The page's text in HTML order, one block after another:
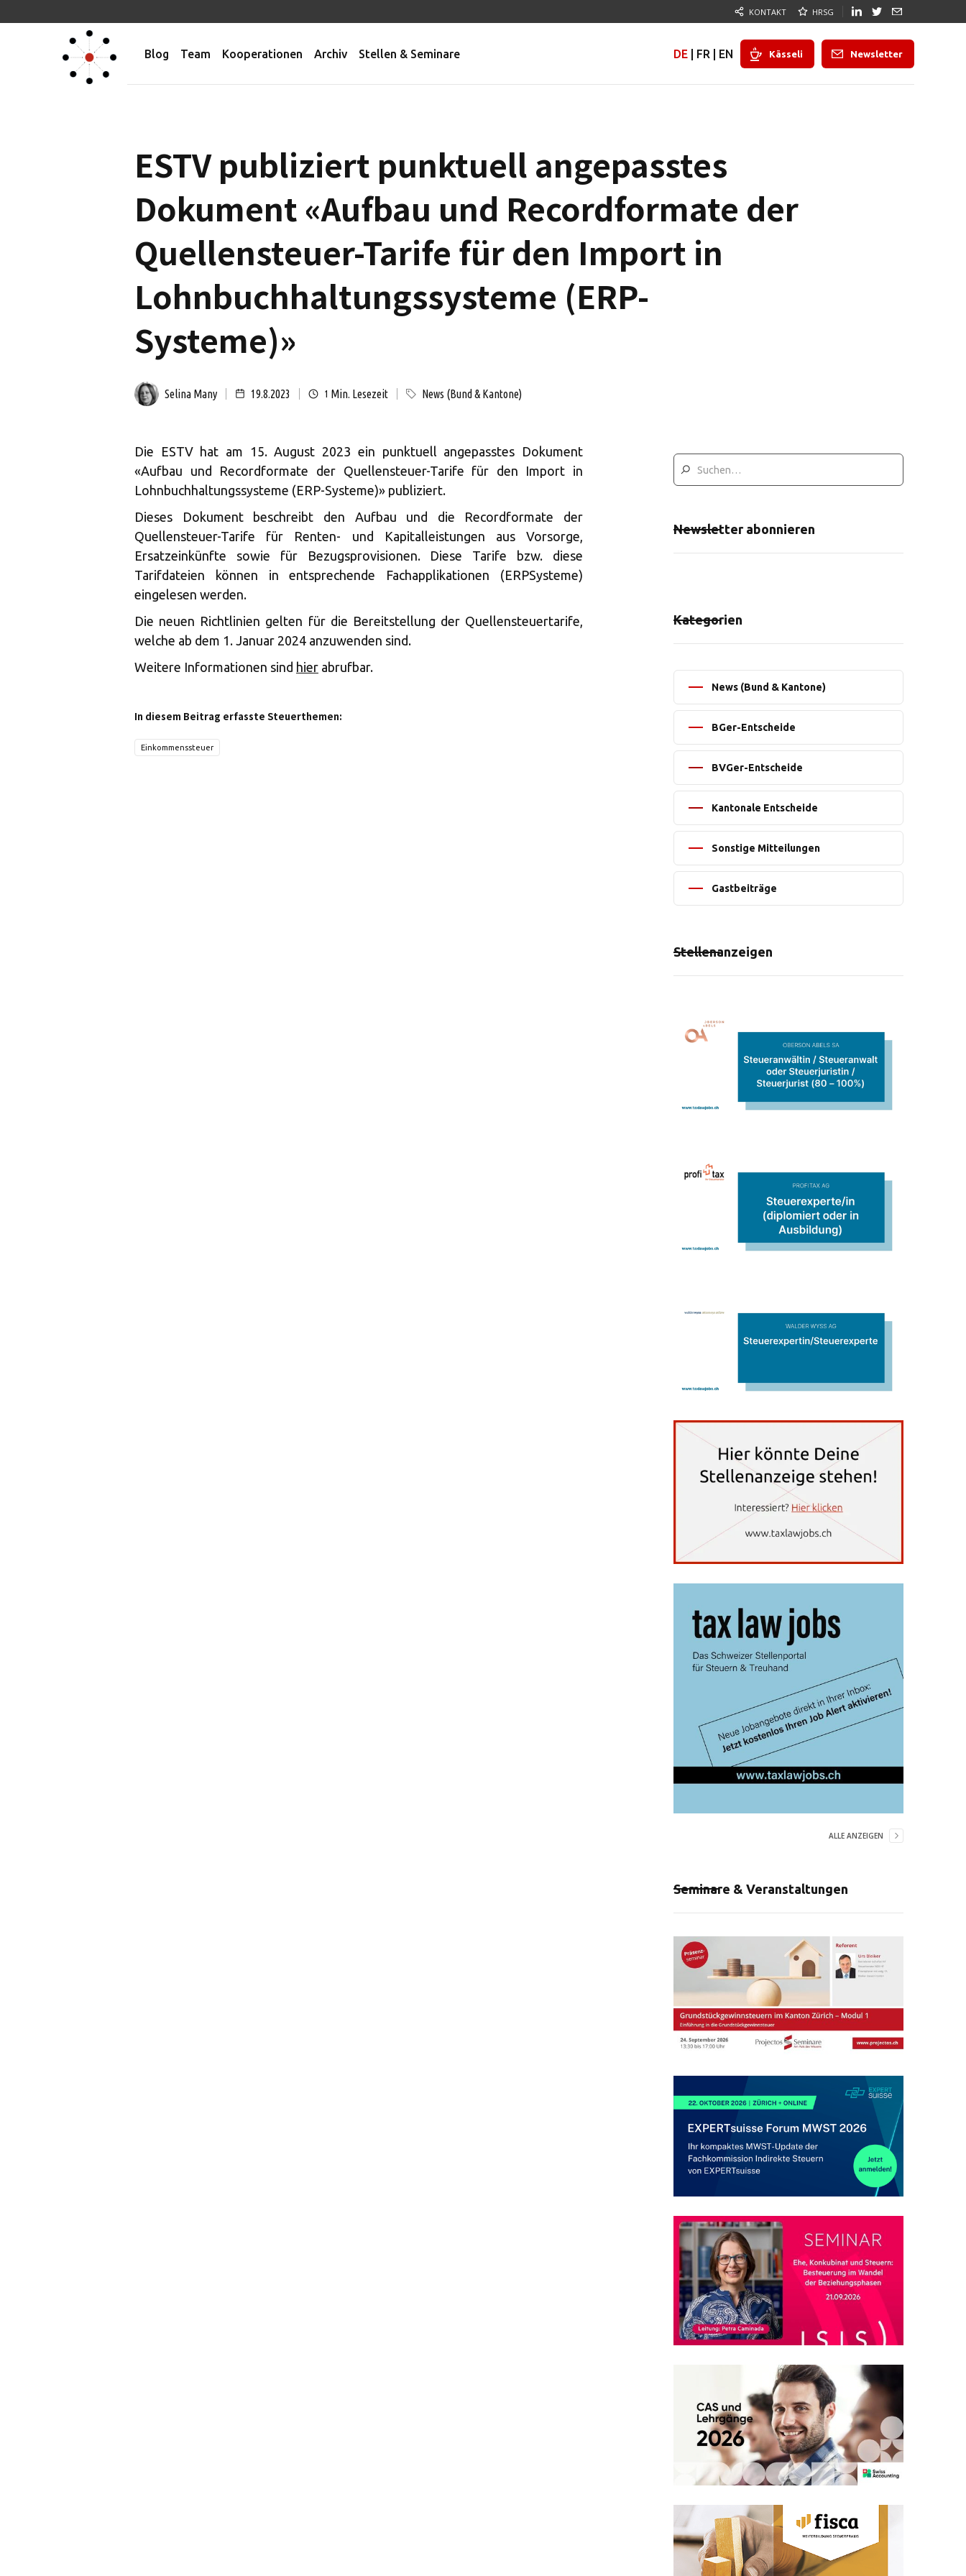
KONTAKT HRSG
Blog Team Kooperationen Archiv Stellen & Seminare DE FR EN Kässeli Newsletter
ESTV publiziert punktuell angepasstes
Dokument «Aufbau und Recordformate der
Quellensteuer-Tarife für den Import in
Lohnbuchhaltungssysteme (ERP-
Systeme)»
Selina Many 19.8.2023 1 Min. Lesezeit News (Bund & Kantone)
Die ESTV hat am 15. August 2023 ein punktuell angepasstes Dokument
«Aufbau und Recordformate der Quellensteuer-Tarife für den Import in
Lohnbuchhaltungssysteme (ERP-Systeme)» publiziert.
Dieses Dokument beschreibt den Aufbau und die Recordformate der
Quellensteuer-Tarife für Renten- und Kapitalleistungen aus Vorsorge,
Ersatzeinkünfte sowie für Bezugsprovisionen. Diese Tarife bzw. diese
Tarifdateien können in entsprechende Fachapplikationen (ERPSysteme)
eingelesen werden.
Die neuen Richtlinien gelten für die Bereitstellung der Quellensteuertarife,
welche ab dem 1. Januar 2024 anzuwenden sind.
Weitere Informationen sind hier abrufbar.
In diesem Beitrag erfasste Steuerthemen:
Einkommenssteuer
Newsletter abonnieren
Kategorien
News (Bund & Kantone)
BGer-Entscheide
BVGer-Entscheide
Kantonale Entscheide
Sonstige Mitteilungen
Gastbeiträge
Stellenanzeigen
ALLE ANZEIGEN
Seminare & Veranstaltungen